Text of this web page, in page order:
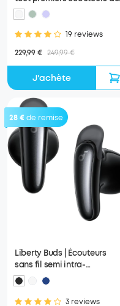
sommeil Smart ANC
19 reviews
229,99 € 249,99 €
J'achète
28 €de remise
Liberty Buds | Écouteurs
sans fil semi intra-
auriculaires avec ANC
3 reviews